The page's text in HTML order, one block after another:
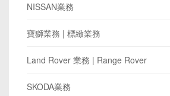
NISSAN業務
寶獅業務 | 標緻業務
Land Rover 業務 | Range Rover
SKODA業務